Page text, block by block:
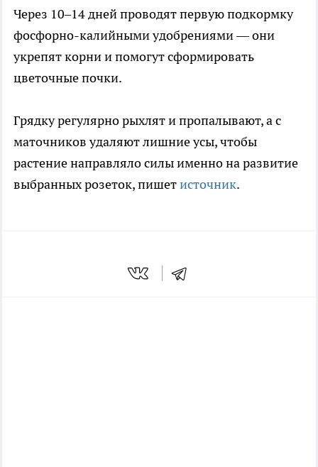
Через 10–14 дней проводят первую подкормку
фосфорно-калийными удобрениями — они
укрепят корни и помогут сформировать
цветочные почки.
Грядку регулярно рыхлят и пропалывают, а с
маточников удаляют лишние усы, чтобы
растение направляло силы именно на развитие
выбранных розеток, пишетисточник.